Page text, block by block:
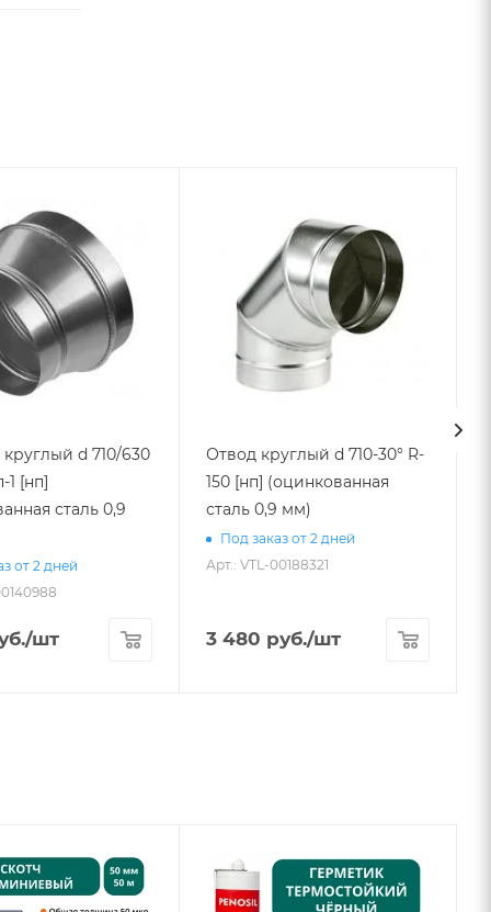
d 710/630
1 [нп]
сталь 0,9
от 2 дней
/шт
Отвод круглый d 710-30° R-
150 [нп] (оцинкованная
сталь 0,9 мм)
Под заказ от 2 дней
Арт.: VTL-00188321
3 480 руб./шт